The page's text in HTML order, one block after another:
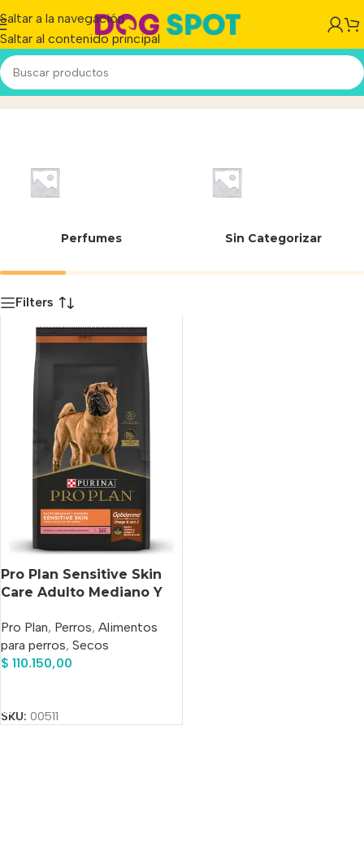
Saltar a la navegación
Saltar al contenido principal
Sensitive SkinInicio/Producto
Perfumes Sin Categorizar
Filters
Pro Plan Sensitive Skin
Care Adulto Mediano Y
Pro Plan, Perros, Alimentos
para perros, Secos
$ 110.150,00
SKU: 00511